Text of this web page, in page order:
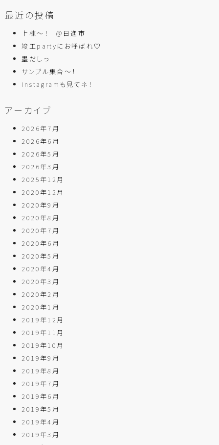
最近の投稿
上棟～！ @日進市
竣工partyにお呼ばれ♡
墨だしっ
サンプル集合～！
Instagramも見てネ！
アーカイブ
2026年7月
2026年6月
2026年5月
2026年3月
2025年12月
2020年12月
2020年9月
2020年8月
2020年7月
2020年6月
2020年5月
2020年4月
2020年3月
2020年2月
2020年1月
2019年12月
2019年11月
2019年10月
2019年9月
2019年8月
2019年7月
2019年6月
2019年5月
2019年4月
2019年3月